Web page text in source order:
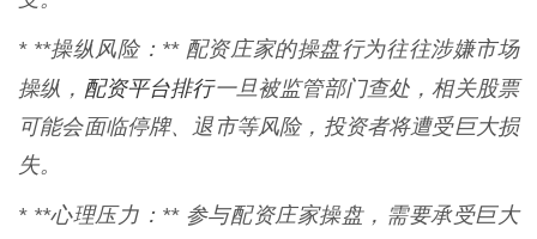
* **操纵风险：** 配资庄家的操盘行为往往涉嫌市场
操纵， 配资平台排行一旦被监管部门查处，相关股票
可能会面临停牌、退市等风险，投资者将遭受巨大损
失。
* **心理压力：** 参与配资庄家操盘，需要承受巨大